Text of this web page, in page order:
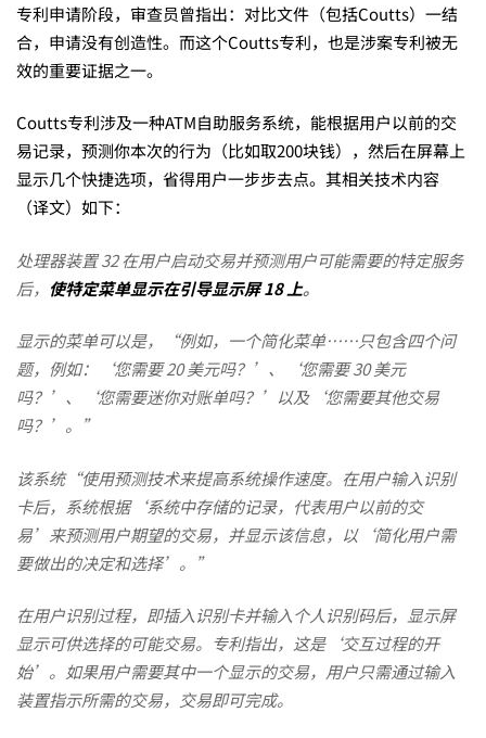
专利申请阶段，审查员曾指出：对比文件（包括Coutts）一结
合，申请没有创造性。而这个Coutts专利，也是涉案专利被无
效的重要证据之一。
Coutts专利涉及一种ATM自助服务系统，能根据用户以前的交
易记录，预测你本次的行为（比如取200块钱），然后在屏幕上
显示几个快捷选项，省得用户一步步去点。其相关技术内容
（译文）如下：
处理器装置 32 在用户启动交易并预测用户可能需要的特定服务
后， 使特定菜单显示在引导显示屏 18 上。
显示的菜单可以是，“例如，一个简化菜单……只包含四个问
题，例如：‘您需要 20 美元吗？’、‘您需要 30 美元
吗？’、‘您需要迷你对账单吗？’以及‘您需要其他交易
吗？’。”
该系统“使用预测技术来提高系统操作速度。在用户输入识别
卡后，系统根据‘系统中存储的记录，代表用户以前的交
易’来预测用户期望的交易，并显示该信息，以‘简化用户需
要做出的决定和选择’。”
在用户识别过程，即插入识别卡并输入个人识别码后，显示屏
显示可供选择的可能交易。专利指出，这是‘交互过程的开
始’。如果用户需要其中一个显示的交易，用户只需通过输入
装置指示所需的交易，交易即可完成。